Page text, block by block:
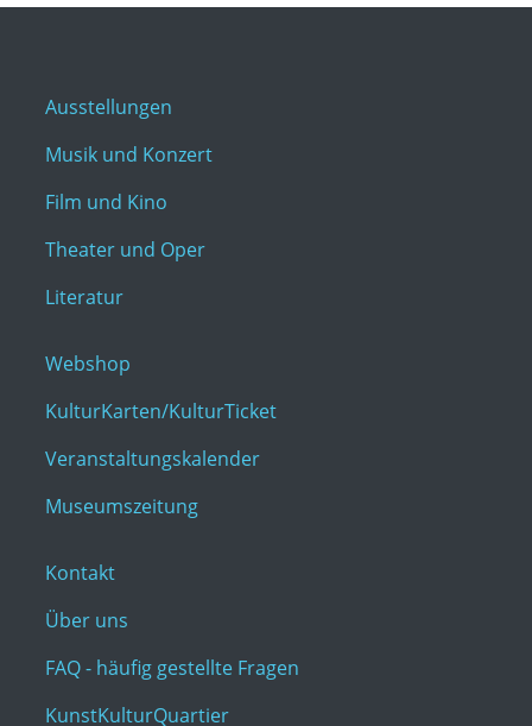
Ausstellungen
Musik und Konzert
Film und Kino
Theater und Oper
Literatur
Webshop
KulturKarten/KulturTicket
Veranstaltungskalender
Museumszeitung
Kontakt
Über uns
FAQ - häufig gestellte Fragen
KunstKulturQuartier